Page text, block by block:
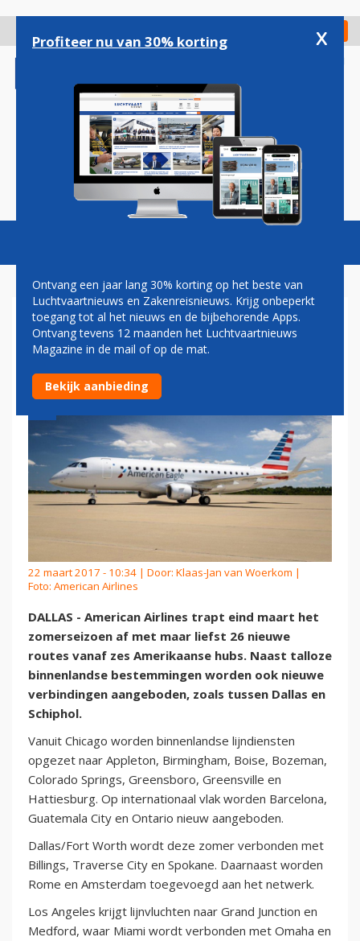
gaan
Check in
Magazine Podcasts Vacatures
AMERICAN AIRLINES BREIDT
UIT MET 26 NIEUWE ROUTES
22 maart 2017 - 10:34 | Door: Klaas-Jan van Woerkom |
Foto: American Airlines
DALLAS - American Airlines trapt eind maart het
zomerseizoen af met maar liefst 26 nieuwe
routes vanaf zes Amerikaanse hubs. Naast talloze
binnenlandse bestemmingen worden ook nieuwe
verbindingen aangeboden, zoals tussen Dallas en
Schiphol.
Vanuit Chicago worden binnenlandse lijndiensten
opgezet naar Appleton, Birmingham, Boise, Bozeman,
Colorado Springs, Greensboro, Greensville en
Hattiesburg. Op internationaal vlak worden Barcelona,
Guatemala City en Ontario nieuw aangeboden.
Dallas/Fort Worth wordt deze zomer verbonden met
Billings, Traverse City en Spokane. Daarnaast worden
Rome en Amsterdam toegevoegd aan het netwerk.
Los Angeles krijgt lijnvluchten naar Grand Junction en
Medford, waar Miami wordt verbonden met Omaha en
Profiteer nu van 30% korting x
Ontvang een jaar lang 30% korting op het beste van
Luchtvaartnieuws en Zakenreisnieuws. Krijg onbeperkt
toegang tot al het nieuws en de bijbehorende Apps.
Ontvang tevens 12 maanden het Luchtvaartnieuws
Magazine in de mail of op de mat.
Bekijk aanbieding